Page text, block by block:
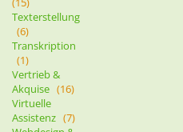
Texterstellung
(6)
Transkription
(1)
Vertrieb &
Akquise (16)
Virtuelle
Assistenz (7)